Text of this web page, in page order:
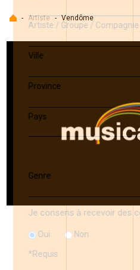
Accueil
- Artiste - Vendôme
Artiste / Groupe /
Ville
Province
Pays
Genre
Je consens à recevoir des
Oui Non
*Requis